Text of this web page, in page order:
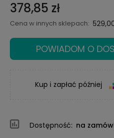
378,85 zł
Cena w innych sklepach:
POWIADOM O
Kup i zapłać później
Dostępność: na